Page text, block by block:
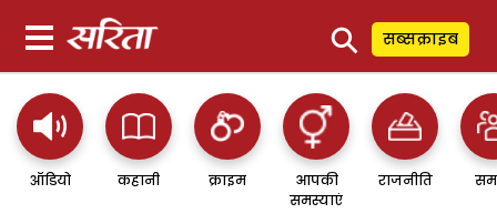
⚲ सब्सक्राइब
ऑडियो कहानी क्राइम
आपकी
समस्याएं
राजनीति